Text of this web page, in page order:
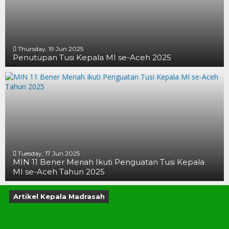
Thursday, 19 Jun 2025
Penutupan Tusi Kepala MI se-Aceh 2025
Tuesday, 17 Jun 2025
MIN 11 Bener Meriah Ikuti Penguatan Tusi Kepala
MI se-Aceh Tahun 2025
Artikel Kepala Madrasah